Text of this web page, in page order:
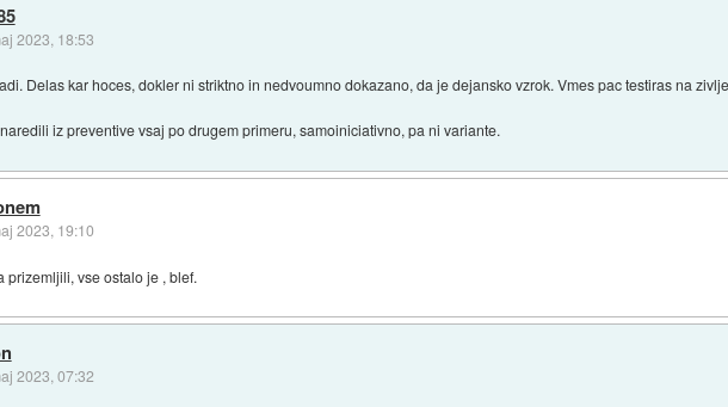
2023, 18:53
Delas kar hoces, dokler ni striktno in nedvoumno dokazano, da je dejansko vzrok. Vmes pac testiras na
iz preventive vsaj po drugem primeru, samoiniciativno, pa ni variante.
2023, 19:10
prizemljili, vse ostalo je , blef.
2023, 07:32